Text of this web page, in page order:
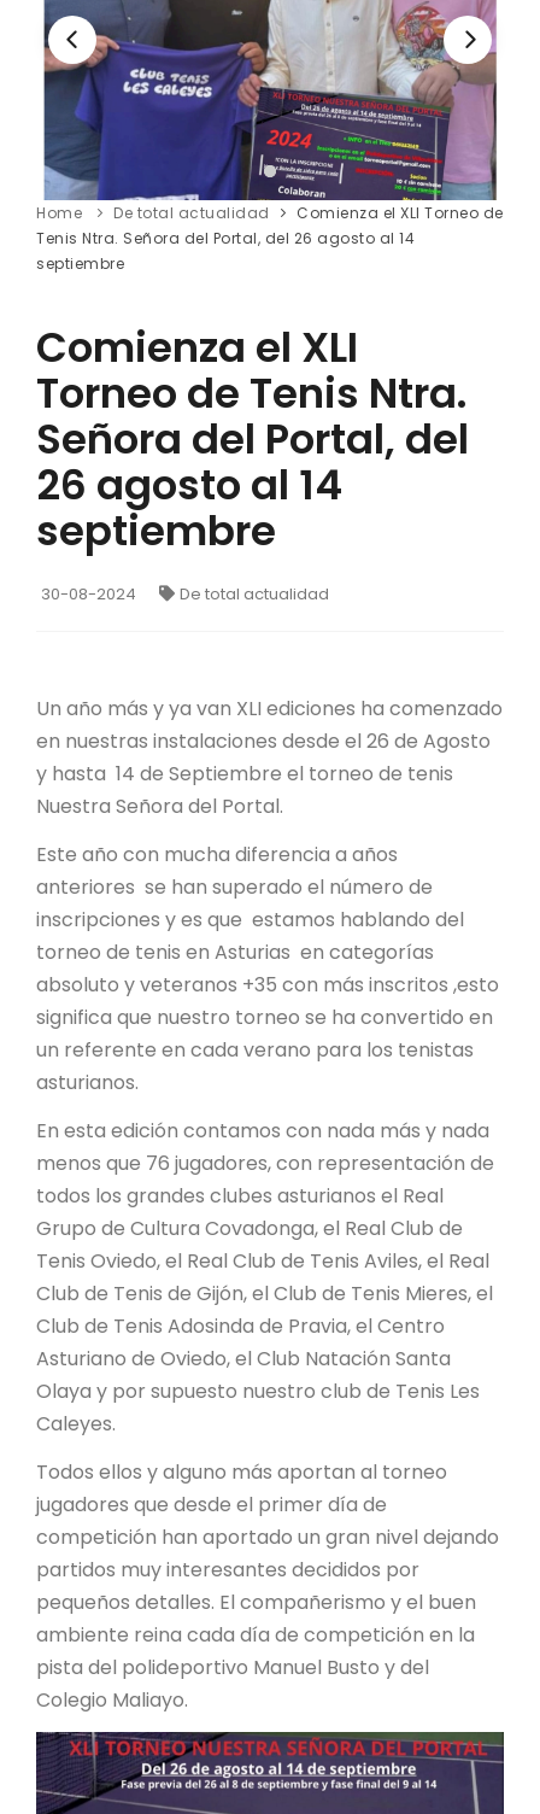
Home De total actualidad
Comienza el XLI Torneo de
Tenis Ntra. Señora del Portal, del 26 agosto al 14
septiembre
Comienza el XLI
Torneo de Tenis Ntra.
Señora del Portal, del
26 agosto al 14
septiembre
30-08-2024 De total actualidad
Un año más y ya van XLI ediciones ha comenzado
en nuestras instalaciones desde el 26 de Agosto
y hasta 14 de Septiembre el torneo de tenis
Nuestra Señora del Portal.
Este año con mucha diferencia a años
anteriores se han superado el número de
inscripciones y es que estamos hablando del
torneo de tenis en Asturias en categorías
absoluto y veteranos +35 con más inscritos ,esto
significa que nuestro torneo se ha convertido en
un referente en cada verano para los tenistas
asturianos.
En esta edición contamos con nada más y nada
menos que 76 jugadores, con representación de
todos los grandes clubes asturianos el Real
Grupo de Cultura Covadonga, el Real Club de
Tenis Oviedo, el Real Club de Tenis Aviles, el Real
Club de Tenis de Gijón, el Club de Tenis Mieres, el
Club de Tenis Adosinda de Pravia, el Centro
Asturiano de Oviedo, el Club Natación Santa
Olaya y por supuesto nuestro club de Tenis Les
Caleyes.
Todos ellos y alguno más aportan al torneo
jugadores que desde el primer día de
competición han aportado un gran nivel dejando
partidos muy interesantes decididos por
pequeños detalles. El compañerismo y el buen
ambiente reina cada día de competición en la
pista del polideportivo Manuel Busto y del
Colegio Maliayo.